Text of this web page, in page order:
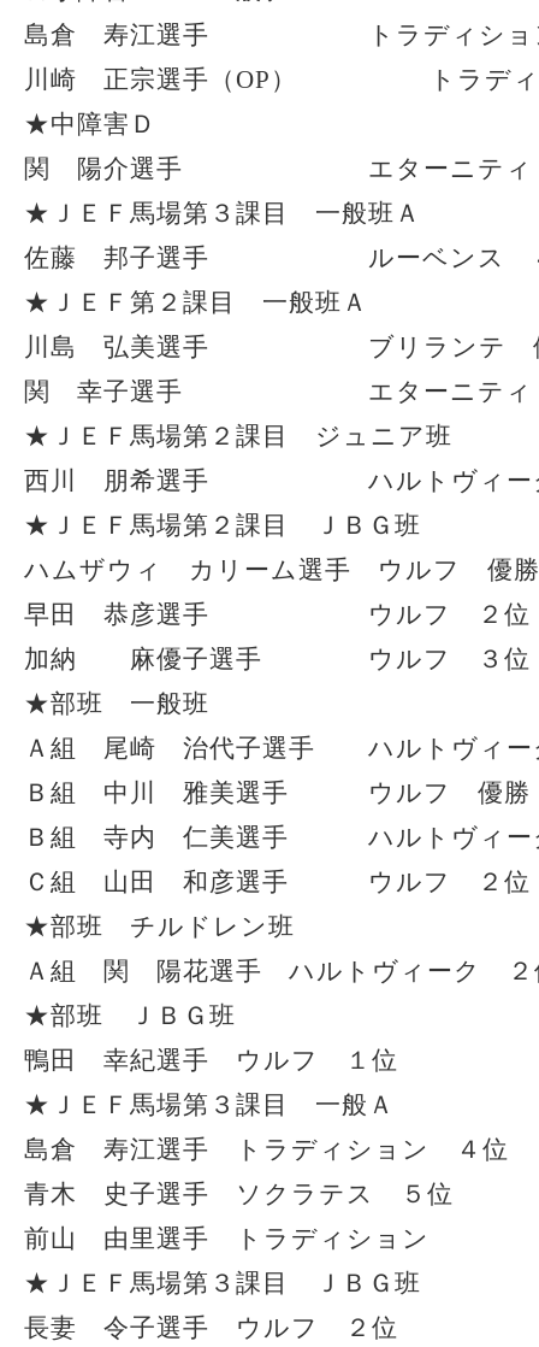
島倉 寿江選手 トラディショ
川崎 正宗選手（OP） トラディ
★中障害Ｄ
関 陽介選手 エターニティ
★ＪＥＦ馬場第３課目 一般班Ａ
佐藤 邦子選手 ルーベンス
★ＪＥＦ第２課目 一般班Ａ
川島 弘美選手 ブリランテ
関 幸子選手 エターニティ
★ＪＥＦ馬場第２課目 ジュニア班
西川 朋希選手 ハルトヴィー
★ＪＥＦ馬場第２課目 ＪＢＧ班
ハムザウィ カリーム選手 ウルフ 優勝
早田 恭彦選手 ウルフ ２位
加納 麻優子選手 ウルフ ３位
★部班 一般班
Ａ組 尾崎 治代子選手 ハルトヴィ
Ｂ組 中川 雅美選手 ウルフ 優勝
Ｂ組 寺内 仁美選手 ハルトヴィー
Ｃ組 山田 和彦選手 ウルフ ２位
★部班 チルドレン班
Ａ組 関 陽花選手 ハルトヴィーク ２
★部班 ＪＢＧ班
鴨田 幸紀選手 ウルフ １位
★ＪＥＦ馬場第３課目 一般Ａ
島倉 寿江選手 トラディション ４位
青木 史子選手 ソクラテス ５位
前山 由里選手 トラディション
★ＪＥＦ馬場第３課目 ＪＢＧ班
長妻 令子選手 ウルフ ２位